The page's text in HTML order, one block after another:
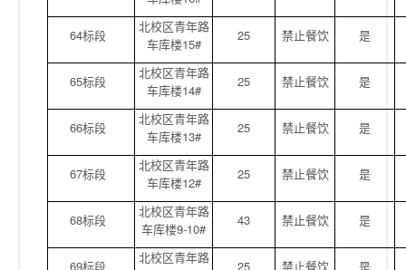
64标段
北校区青年路
车库楼15#
25 禁止餐饮 是
65标段
北校区青年路
车库楼14#
25 禁止餐饮 是
66标段
北校区青年路
车库楼13#
25 禁止餐饮 是
67标段
北校区青年路
车库楼12#
25 禁止餐饮 是
68标段
北校区青年路
车库楼9-10#
43 禁止餐饮 是
69标段
北校区青年路
25 禁止餐饮 是